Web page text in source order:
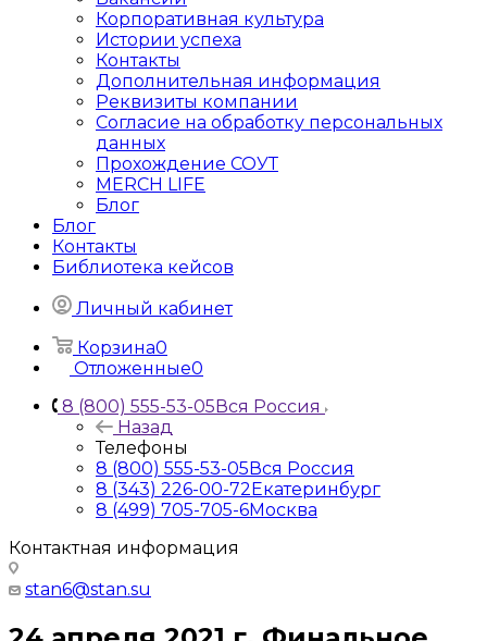
Корпоративная культура
Истории успеха
Контакты
Дополнительная информация
Реквизиты компании
Согласие на обработку персональных
данных
Прохождение СОУТ
MERCH LIFE
Блог
Блог
Контакты
Библиотека кейсов
Личный кабинет
Корзина0
Отложенные0
8 (800) 555-53-05Вся Россия
Назад
Телефоны
8 (800) 555-53-05Вся Россия
8 (343) 226-00-72Екатеринбург
8 (499) 705-705-6Москва
Контактная информация
stan6@stan.su